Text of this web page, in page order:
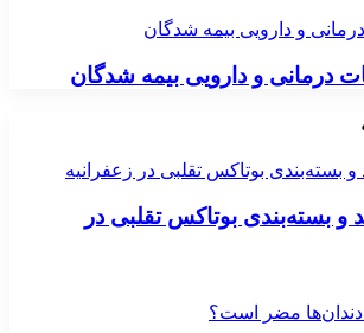
و دارویی بیمه شدگان
درمانی و دارویی بیمه شدگان
و بسته‌بندی بوتاکس تقلبی در